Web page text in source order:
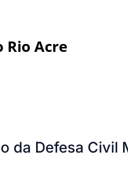
Rio Acre
da Defesa Civil